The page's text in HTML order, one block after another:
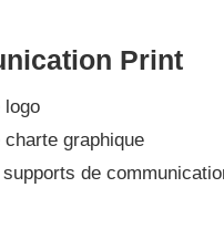
Print
logo
charte graphique
de